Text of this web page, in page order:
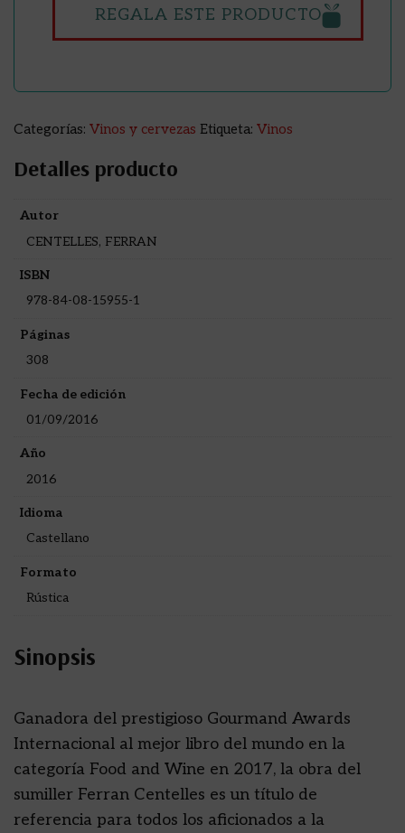
REGALA ESTE PRODUCTO
Categorías: Vinos y cervezas Etiqueta: Vinos
Detalles producto
Autor
CENTELLES, FERRAN
ISBN
978-84-08-15955-1
Páginas
308
Fecha de edición
01/09/2016
Año
2016
Idioma
Castellano
Formato
Rústica
Sinopsis
Ganadora del prestigioso Gourmand Awards
Internacional al mejor libro del mundo en la
categoría Food and Wine en 2017, la obra del
sumiller Ferran Centelles es un título de
referencia para todos los aficionados a la